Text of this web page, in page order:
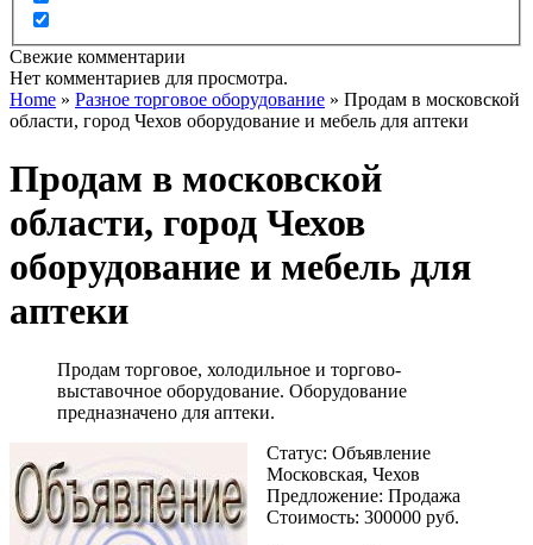
Свежие комментарии
Нет комментариев для просмотра.
Home » Разное торговое оборудование » Продам в московской
области, город Чехов оборудование и мебель для аптеки
Продам в московской
области, город Чехов
оборудование и мебель для
аптеки
Продам торговое, холодильное и торгово-
выставочное оборудование. Оборудование
предназначено для аптеки.
Статус: Объявление
Московская, Чехов
Предложение: Продажа
Стоимость: 300000 руб.